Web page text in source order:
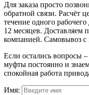
Для заказа просто
обратной связи. Расчёт
течение одного
12 месяцев. Доставляем
компанией. Самовывоз с
Если остались вопросы
муфты постоянно и
спокойная работа
Имя: